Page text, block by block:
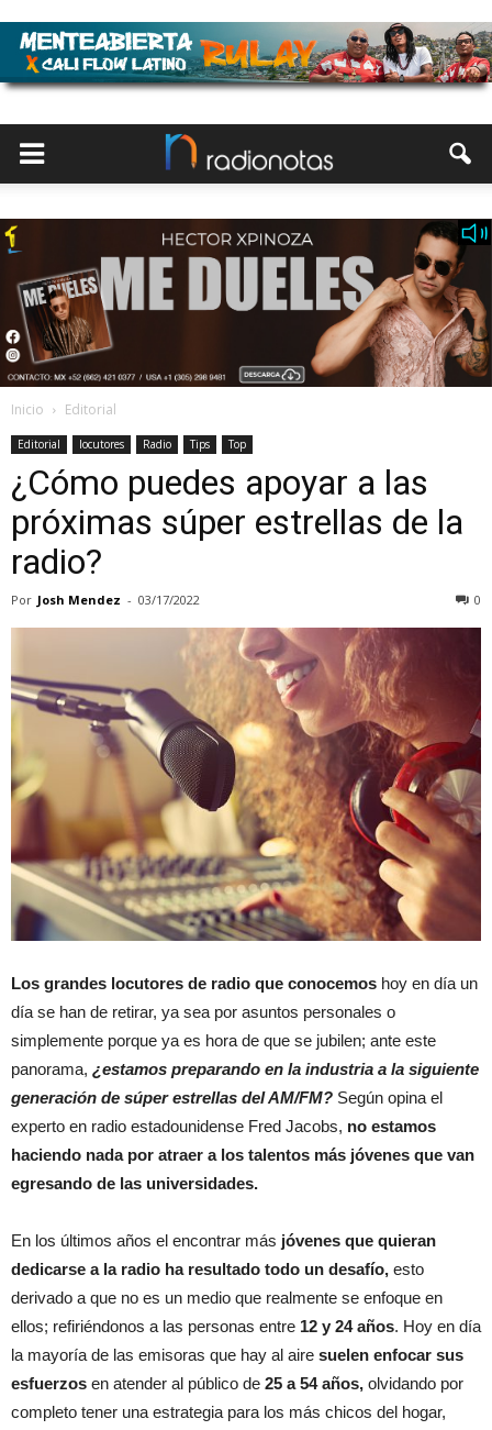
Inicio Editorial
Editorial locutores Radio Tips Top
¿Cómo puedes apoyar a las
próximas súper estrellas de la
radio?
Por Josh Mendez - 03/17/2022 0
Los grandes locutores de radio que conocemos hoy en día un
día se han de retirar, ya sea por asuntos personales o
simplemente porque ya es hora de que se jubilen; ante este
panorama, ¿estamos preparando en la industria a la siguiente
generación de súper estrellas del AM/FM? Según opina el
experto en radio estadounidense Fred Jacobs, no estamos
haciendo nada por atraer a los talentos más jóvenes que van
egresando de las universidades.
En los últimos años el encontrar más jóvenes que quieran
dedicarse a la radio ha resultado todo un desafío, esto
derivado a que no es un medio que realmente se enfoque en
ellos; refiriéndonos a las personas entre 12 y 24 años. Hoy en día
la mayoría de las emisoras que hay al aire suelen enfocar sus
esfuerzos en atender al público de 25 a 54 años, olvidando por
completo tener una estrategia para los más chicos del hogar,